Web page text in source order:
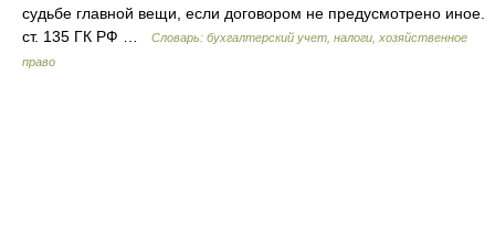
судьбе главной вещи, если договором не предусмотрено иное.
ст. 135 ГК РФ …
Словарь: бухгалтерский учет, налоги, хозяйственное
право